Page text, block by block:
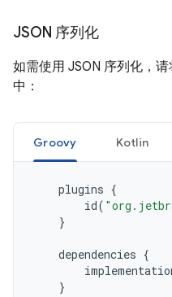
JSON 序列化
如需使用 JSON 序列化，
中：
Groovy Kotlin
plugins {
id(
}
dependencies {
}